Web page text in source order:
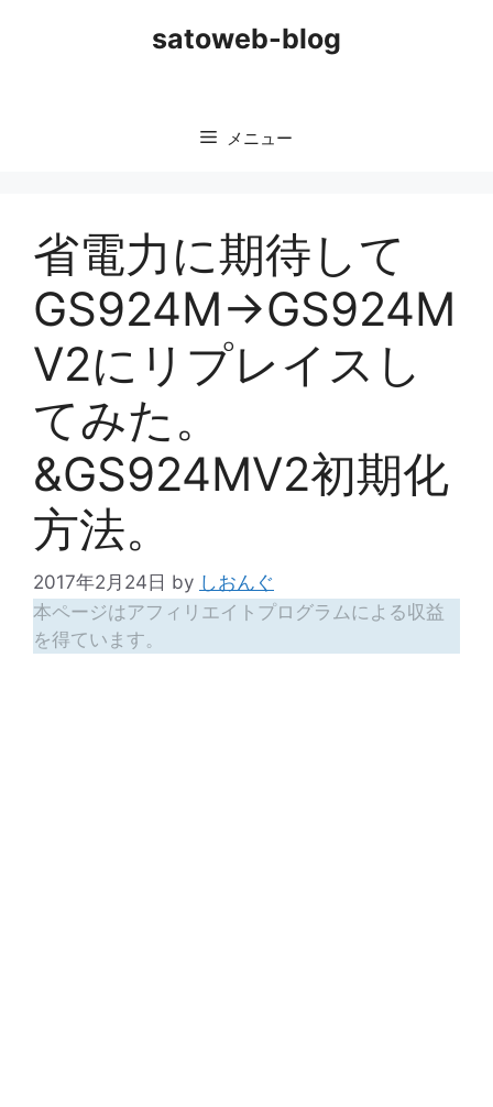
satoweb-blog
メニュー
省電力に期待して
GS924M→GS924M
V2にリプレイスし
てみた。
&GS924MV2初期化
方法。
2017年2月24日 by しおんぐ
本ページはアフィリエイトプログラムによる収益
を得ています。